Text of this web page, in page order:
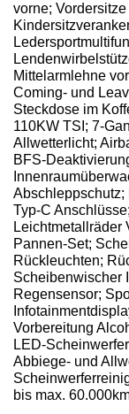
vorne;
Mittelarmlehne
Coming- und
Steckdose im
110KW TSI; 7-
Allwetterlicht;
BFS-
Abschleppschutz;
Typ-C
Leichtmetallräder
Pannen-Set;
Rückleuchten;
Scheibenwischer
Regensensor;
Vorbereitung
LED-
Abbiege- und
bis max.